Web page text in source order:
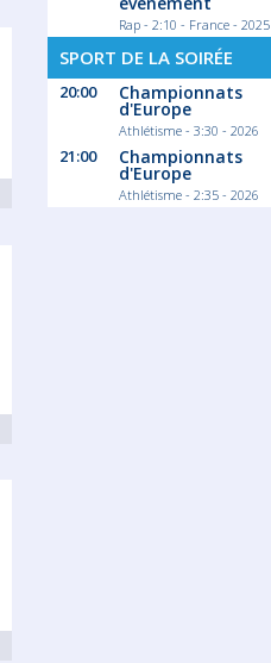
Rap - 2:10 - France - 2025
SPORT DE LA SOIRÉE
20:00 Championnats
d'Europe
Athlétisme - 3:30 - 2026
21:00 Championnats
d'Europe
Athlétisme - 2:35 - 2026